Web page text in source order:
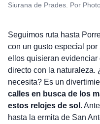
Siurana de Prades. Por
Seguimos ruta hasta
con un gusto especial
ellos quisieran evidenciar
directo con la naturaleza.
necesita? Es un
calles en busca de los
estos relojes de sol .
hasta la ermita de San